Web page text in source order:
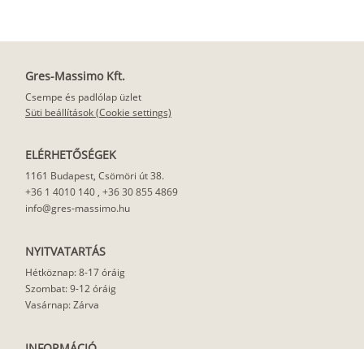
Gres-Massimo Kft.
Csempe és padlólap üzlet
Süti beállítások (Cookie settings)
ELÉRHETŐSÉGEK
1161 Budapest, Csömöri út 38.
+36 1 4010 140 , +36 30 855 4869
info@gres-massimo.hu
NYITVATARTÁS
Hétköznap: 8-17 óráig
Szombat: 9-12 óráig
Vasárnap: Zárva